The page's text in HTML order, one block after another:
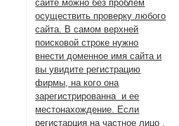
сайте можно без проблем
осуществить проверку любого
сайта. В самом верхней
поисковой строке нужно
внести доменное имя сайта и
вы увидите регистрацию
фирмы, на кого она
зарегистрированна и ее
местонахождение. Если
регистарция на частное лицо ,